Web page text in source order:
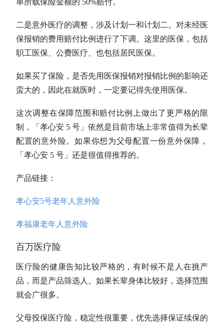
单所载保险金额的 50%赔付。
二是意外医疗的调整，涉及计划一和计划二。对未经医
保报销的费用赔付比例进行了下调。这里的医保，包括
职工医保、公费医疗、也包括居民医保。
如果买了保险，是否先用医保报销对报销比例的影响还
蛮大的，因此在就医时，一定要记得先使用医保。
这次调整在保障范围和赔付比例上做出了更严格的限
制，「孝心安 5 号」依然是目前市场上非常值得为长辈
配置的意外险。如果你想为父母配置一份意外保障，
「孝心安 5 号」还是很值得推荐的。
产品链接：
孝心安5号老年人意外险
孝福康老年人意外险
百万医疗险
医疗险的健康告知比较严格的，有时候不是人在挑产
品，而是产品筛选人。如果长辈身体比较好，选择范围
就会广很多。
父母投保医疗险，稳定性很重要，优先选择保证续保的